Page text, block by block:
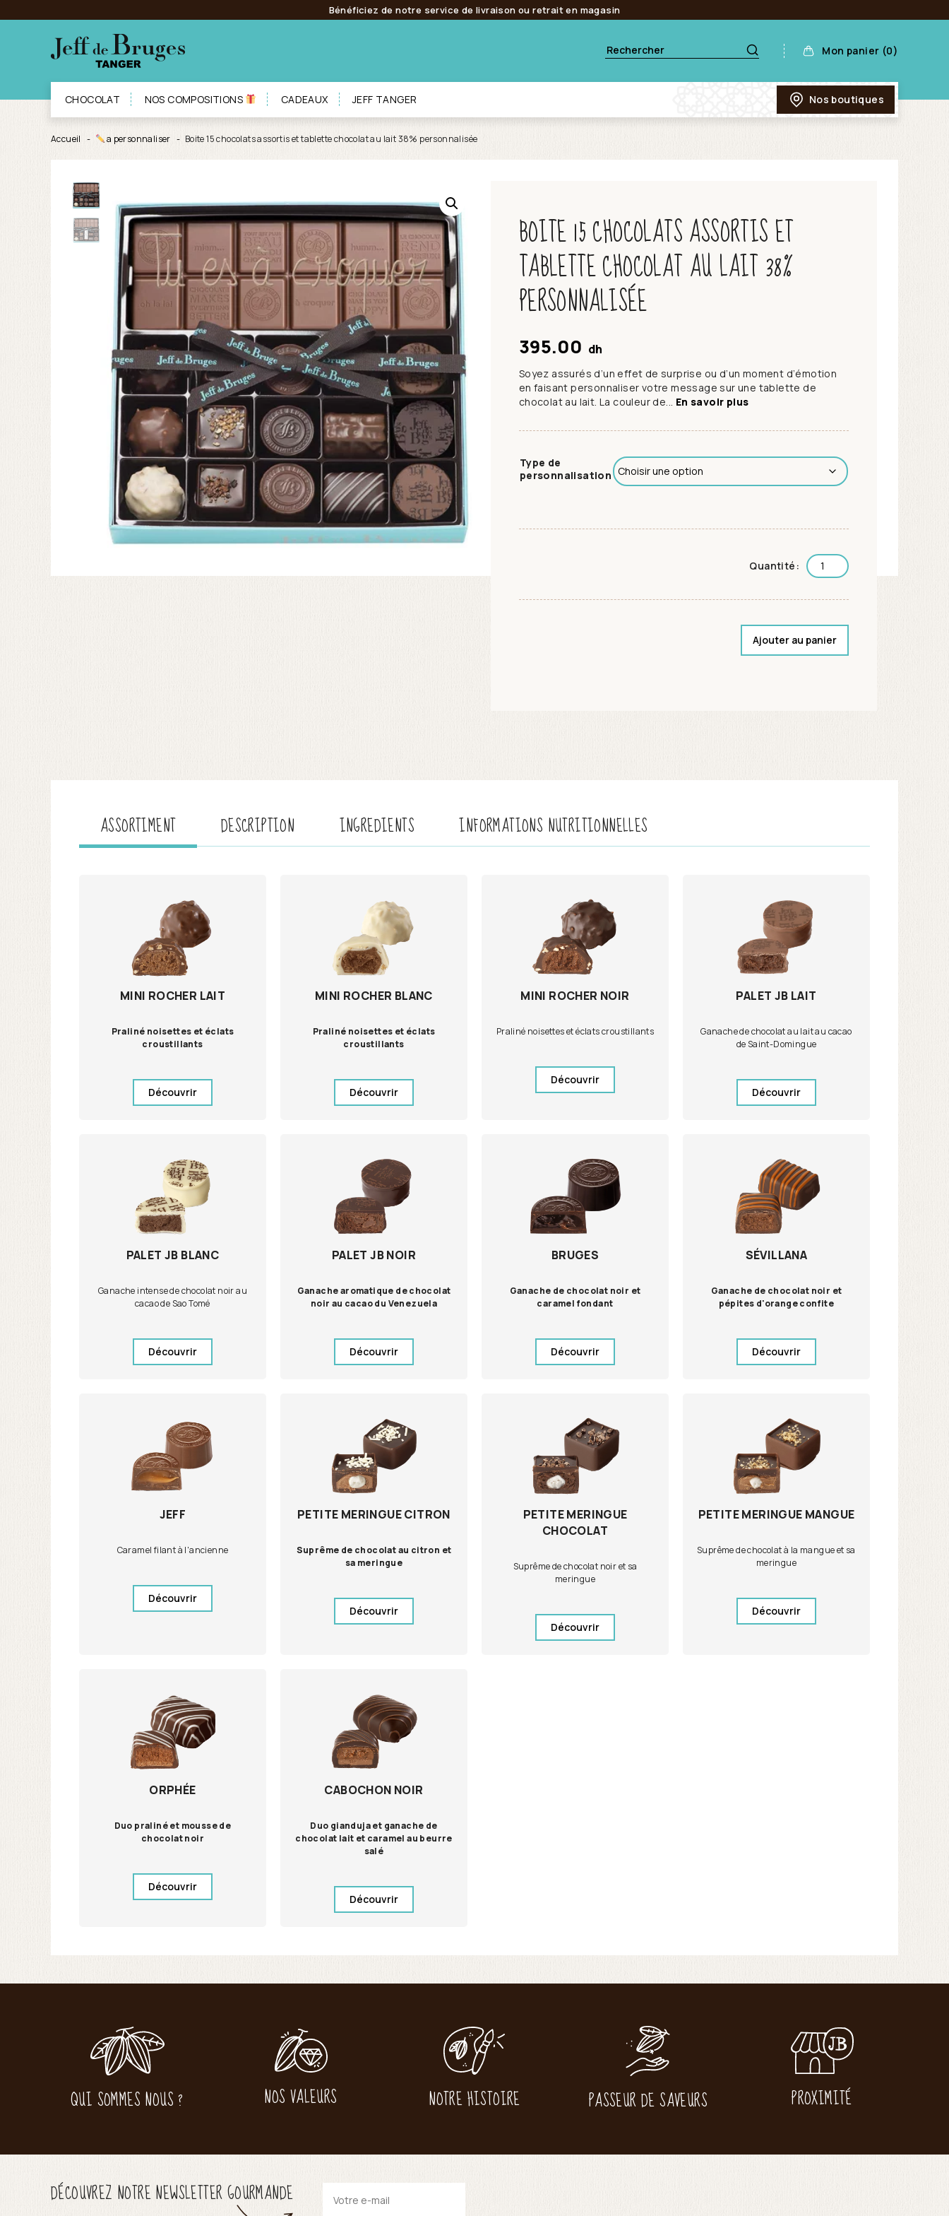
Bénéficiez de notre service de livraison ou retrait en magasin
Mon panier (0)
CHOCOLAT NOS COMPOSITIONS CADEAUX JEFF TANGER Nos boutiques
Accueil a personnaliser Boite 15 chocolats assortis et tablette chocolat au lait 38% personnalisée
BOITE 15 CHOCOLATS ASSORTIS ET
TABLETTE CHOCOLAT AU LAIT 38%
PERSONNALISÉE
395.00 dh
Soyez assurés d’un effet de surprise ou d’un moment d’émotion
en faisant personnaliser votre message sur une tablette de
chocolat au lait. La couleur de... En savoir plus
Type de
personnalisation
Quantité:
Ajouter au panier
ASSORTIMENT DESCRIPTION INGREDIENTS INFORMATIONS NUTRITIONNELLES
MINI ROCHER LAIT
Praliné noisettes et éclats
croustillants
Découvrir
MINI ROCHER BLANC
Praliné noisettes et éclats
croustillants
Découvrir
MINI ROCHER NOIR
Praliné noisettes et éclats croustillants
Découvrir
PALET JB LAIT
Ganache de chocolat au lait au cacao
de Saint-Domingue
Découvrir
PALET JB BLANC
Ganache intense de chocolat noir au
cacao de Sao Tomé
Découvrir
PALET JB NOIR
Ganache aromatique de chocolat
noir au cacao du Venezuela
Découvrir
BRUGES
Ganache de chocolat noir et
caramel fondant
Découvrir
SÉVILLANA
Ganache de chocolat noir et
pépites d'orange confite
Découvrir
JEFF
Caramel filant à l'ancienne
Découvrir
PETITE MERINGUE CITRON
Suprême de chocolat au citron et
sa meringue
Découvrir
PETITE MERINGUE
CHOCOLAT
Suprême de chocolat noir et sa
meringue
Découvrir
PETITE MERINGUE MANGUE
Suprême de chocolat à la mangue et sa
meringue
Découvrir
ORPHÉE
Duo praliné et mousse de
chocolat noir
Découvrir
CABOCHON NOIR
Duo gianduja et ganache de
chocolat lait et caramel au beurre
salé
Découvrir
QUI SOMMES NOUS ? NOS VALEURS NOTRE HISTOIRE PASSEUR DE SAVEURS PROXIMITÉ
DÉCOUVREZ NOTRE NEWSLETTER GOURMANDE